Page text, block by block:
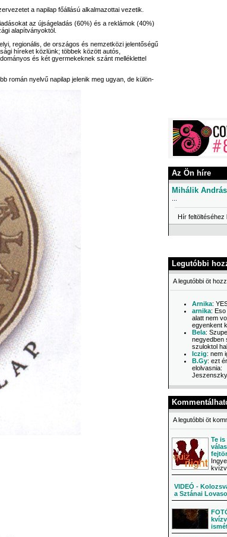
a napilap főállású alkalmazottai vezetik.
az újságeladás (60%) és a reklámok (40%)
alapítványoktól.
regionális, de országos és nemzetközi jelentőségű
híreket közlünk; többek között autós,
és két gyermekeknek szánt melléklettel
román nyelvű napilap jelenik meg ugyan, de külön-
Az Ön híre
Mihálik
Hír feltöltéséhez
Legutóbbi
A legutóbbi öt
Arnika:
arnika:
alatt nem
egyenkent
Bela:
negyedben
szuloktol
Iczig: nem
B.Gy: ezt
elolvasnia:
Jeszenszky
A legutóbbi öt
Te
VIDEÓ -
a Sztánai